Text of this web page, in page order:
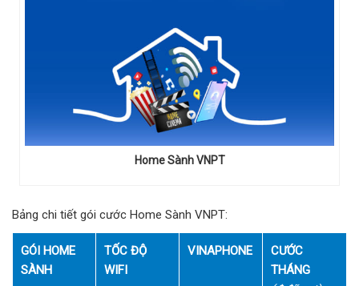
Home Sành VNPT
Bảng chi tiết gói cước Home Sành VNPT:
GÓI HOME
SÀNH
TỐC ĐỘ
WIFI
VINAPHONE
CƯỚC
THÁNG